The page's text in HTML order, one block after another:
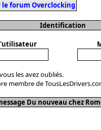
le forum Overclocking
Identification
les avez oubliés.
membre de
Du nouveau chez